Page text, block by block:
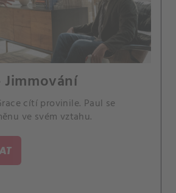
Jimmování
cítí provinile. Paul se
ve svém vztahu.